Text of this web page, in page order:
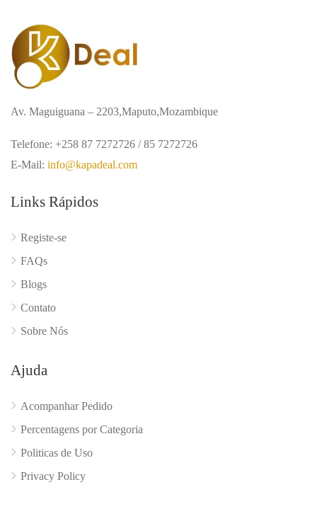
Av. Maguiguana – 2203,Maputo,Mozambique
Telefone: +258 87 7272726 / 85 7272726
E-Mail: info@kapadeal.com
Links Rápidos
Registe-se
FAQs
Blogs
Contato
Sobre Nós
Ajuda
Acompanhar Pedido
Percentagens por Categoria
Politicas de Uso
Privacy Policy